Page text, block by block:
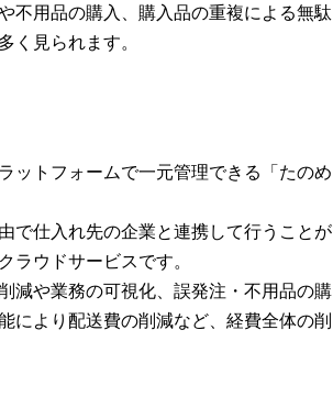
不用品の購入、購入品の重複による無駄
く見られます。
ットフォームで一元管理できる「たのめ
で仕入れ先の企業と連携して行うことが
ラウドサービスです。
減や業務の可視化、誤発注・不用品の購
により配送費の削減など、経費全体の削